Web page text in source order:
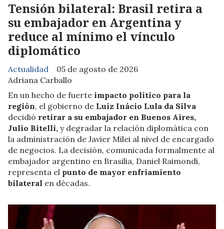
Tensión bilateral: Brasil retira a
su embajador en Argentina y
reduce al mínimo el vínculo
diplomático
Adriana Carballo
Actualidad 05 de agosto de 2026
En un hecho de fuerte impacto político para la
región, el gobierno de Luiz Inácio Lula da Silva
decidió retirar a su embajador en Buenos Aires,
Julio Bitelli, y degradar la relación diplomática con
la administración de Javier Milei al nivel de encargado
de negocios. La decisión, comunicada formalmente al
embajador argentino en Brasilia, Daniel Raimondi,
representa el punto de mayor enfriamiento
bilateral en décadas.